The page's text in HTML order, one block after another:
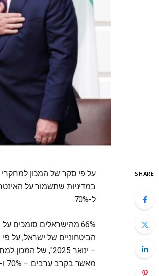
SHARE
במדיניות שתשמור על
ל-70%.
66% מהישראלים
הביטחוניים של ישראל, על
– ינואר 2025",
מאשר בקרב ערבים – 70% ו-52% בהתאמה.